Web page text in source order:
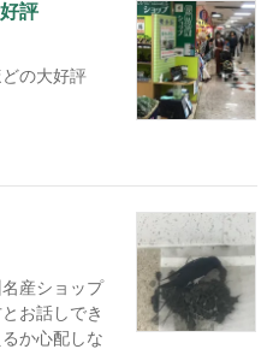
評
の大好評
産ショップ
お話しでき
か心配しな